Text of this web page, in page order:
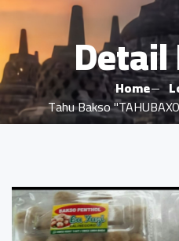
Home
Tahu Bakso